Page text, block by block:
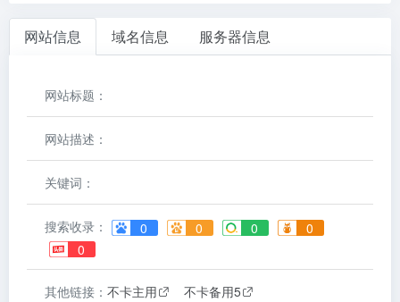
网站信息 域名信息 服务器信息
网站标题：
网站描述：
关键词：
搜索收录： 0 0 0
0
0
其他链接： 不卡主用
不卡备用5